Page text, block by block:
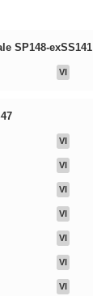
SP148-exSS141
VI
VI
VI
VI
VI
VI
VI
VI